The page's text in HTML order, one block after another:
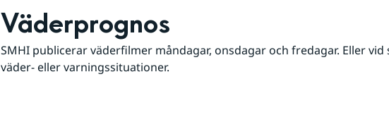
Väderprognos
SMHI publicerar väderfilmer måndagar, onsdagar och fredagar. Eller vid
väder- eller varningssituationer.